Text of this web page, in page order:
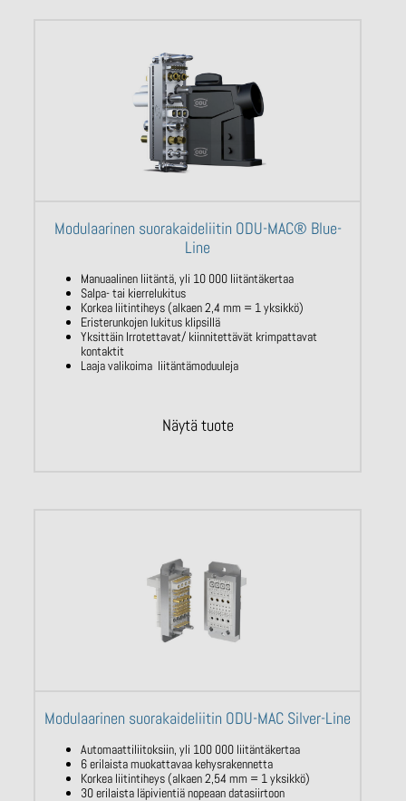
Modulaarinen suorakaideliitin ODU-MAC® Blue-
Line
Manuaalinen liitäntä, yli 10 000 liitäntäkertaa
Salpa- tai kierrelukitus
Korkea liitintiheys (alkaen 2,4 mm = 1 yksikkö)
Eristerunkojen lukitus klipsillä
Yksittäin Irrotettavat/ kiinnitettävät krimpattavat
kontaktit
Laaja valikoima liitäntämoduuleja
Näytä tuote
Modulaarinen suorakaideliitin ODU-MAC Silver-Line
Automaattiliitoksiin, yli 100 000 liitäntäkertaa
6 erilaista muokattavaa kehysrakennetta
Korkea liitintiheys (alkaen 2,54 mm = 1 yksikkö)
30 erilaista läpivientiä nopeaan datasiirtoon